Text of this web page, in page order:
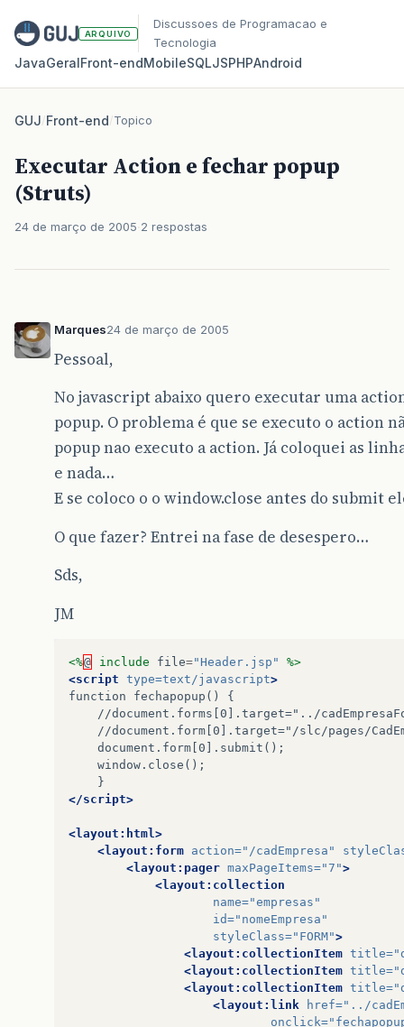
ARQUIVO
Discussoes de Programacao e
Tecnologia
JavaGeralFront‑endMobileSQLJSPHPAndroid
GUJ/Front-end/Topico
Executar Action e fechar popup
(Struts)
24 de março de 2005 2 respostas
Marques24 de março de 2005
Pessoal,
No javascript abaixo quero executar uma
popup. O problema é que se executo o action
popup nao executo a action. Já coloquei as
e nada…
E se coloco o o window.close antes do submit
O que fazer? Entrei na fase de desespero…
Sds,
JM
<%@ include file="Header.jsp"
%>
<script type=text/javascript>
function
fechapopup() {
//document.form[0].target="/slc/pages/
</script>
<layout:html>
<layout:form action="/cadEmpresa"
<layout:pager maxPageItems="7">
<layout:collection
name="empresas"
id="nomeEmpresa"
styleClass="FORM">
<layout:collectionItem title=
<layout:collectionItem title=
<layout:collectionItem title=
<layout:link
href="../
onclick=